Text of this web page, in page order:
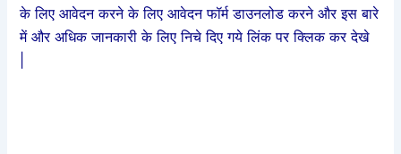
के लिए आवेदन करने के लिए आवेदन फॉर्म डाउनलोड करने और इस बारे
में और अधिक जानकारी के लिए निचे दिए गये लिंक पर क्लिक कर देखे